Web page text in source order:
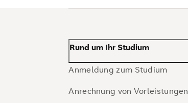
Rund um Ihr Studium
Anmeldung zum Studium
Anrechnung von Vorleistungen